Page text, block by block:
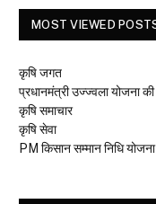
MOST VIEWED
कृषि जगत
प्रधानमंत्री उज्ज्वला योजना
कृषि समाचार
कृषि सेवा
PM किसान सम्मान निधि